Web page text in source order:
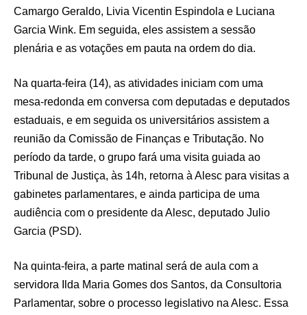
Camargo Geraldo, Livia Vicentin Espindola e Luciana
Garcia Wink. Em seguida, eles assistem a sessão
plenária e as votações em pauta na ordem do dia.
Na quarta-feira (14), as atividades iniciam com uma
mesa-redonda em conversa com deputadas e deputados
estaduais, e em seguida os universitários assistem a
reunião da Comissão de Finanças e Tributação. No
período da tarde, o grupo fará uma visita guiada ao
Tribunal de Justiça, às 14h, retorna à Alesc para visitas a
gabinetes parlamentares, e ainda participa de uma
audiência com o presidente da Alesc, deputado Julio
Garcia (PSD).
Na quinta-feira, a parte matinal será de aula com a
servidora Ilda Maria Gomes dos Santos, da Consultoria
Parlamentar, sobre o processo legislativo na Alesc. Essa